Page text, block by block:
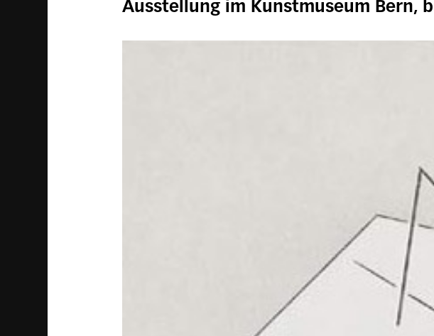
Ausstellung im Kunstmuseum Bern,